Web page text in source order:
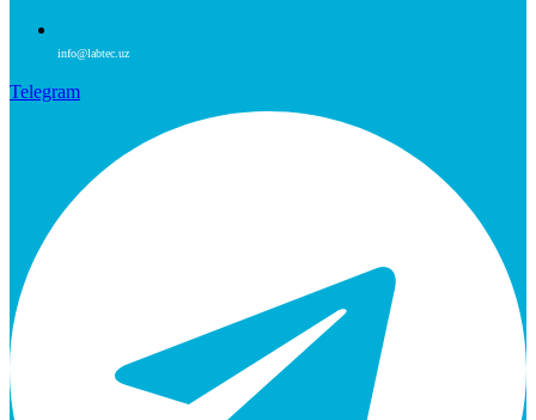
info@labtec.uz
Telegram